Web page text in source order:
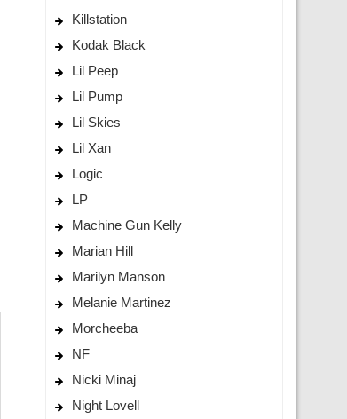
Killstation
Kodak Black
Lil Peep
Lil Pump
Lil Skies
Lil Xan
Logic
LP
Machine Gun Kelly
Marian Hill
Marilyn Manson
Melanie Martinez
Morcheeba
NF
Nicki Minaj
Night Lovell